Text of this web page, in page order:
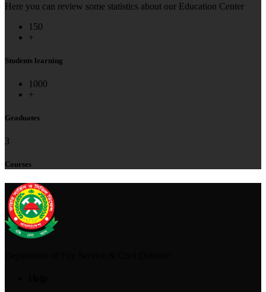
Here you can review some statistics about our Education Center
150
+
Students learning
1000
+
Graduates
3
Courses